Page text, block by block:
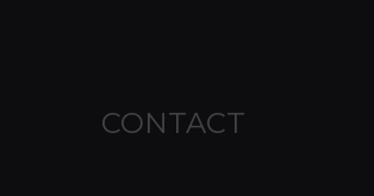
CONTACT